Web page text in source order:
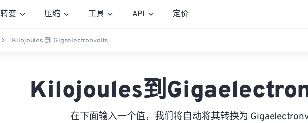
转变 压缩 工具 API 定价
Kilojoules 到 Gigaelectronvolts
Kilojoules到
在下面输入一个值，我们将自动将其转换为